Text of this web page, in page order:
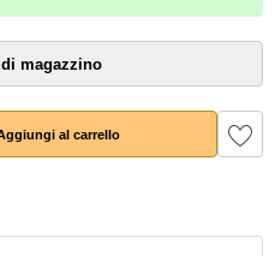
magazzino
al carrello